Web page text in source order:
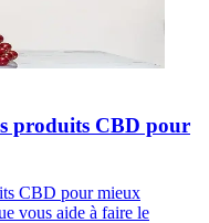
produits CBD pour
CBD pour mieux
vous aide à faire le